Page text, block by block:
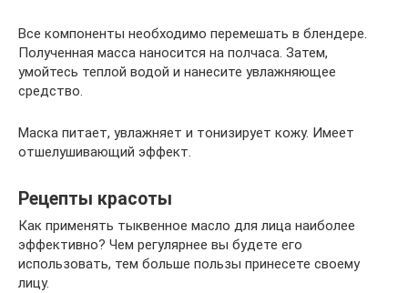
Все компоненты необходимо перемешать в блендере.
Полученная масса наносится на полчаса. Затем,
умойтесь теплой водой и нанесите увлажняющее
средство.
Маска питает, увлажняет и тонизирует кожу. Имеет
отшелушивающий эффект.
Рецепты красоты
Как применять тыквенное масло для лица наиболее
эффективно? Чем регулярнее вы будете его
использовать, тем больше пользы принесете своему
лицу.